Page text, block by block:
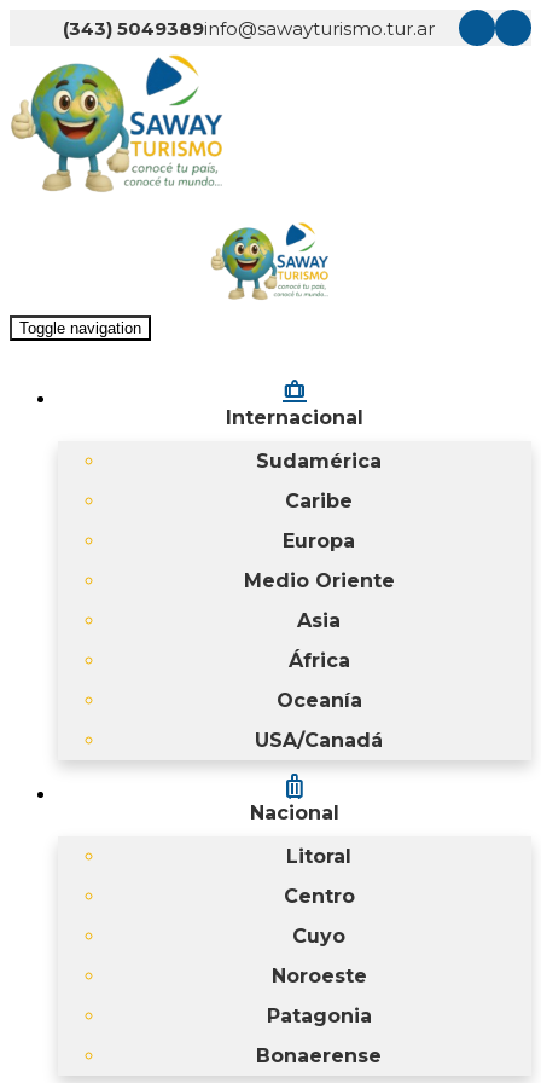
(343) 5049389info@sawayturismo.tur.ar
Toggle navigation
checked_bag
Internacional
Sudamérica
Caribe
Europa
Medio Oriente
Asia
África
Oceanía
USA/Canadá
luggage
Nacional
Litoral
Centro
Cuyo
Noroeste
Patagonia
Bonaerense